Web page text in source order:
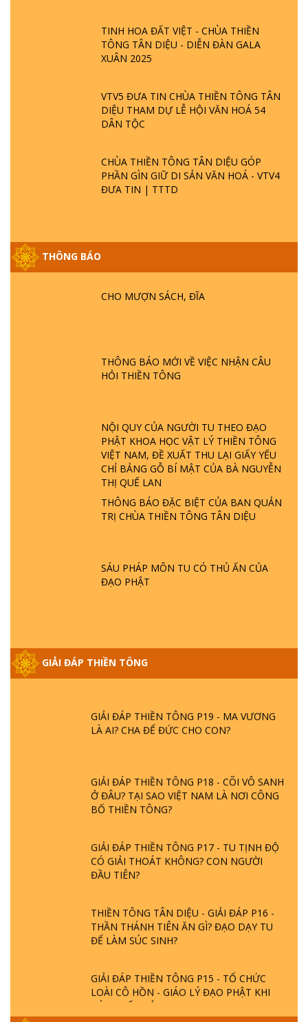
TINH HOA ĐẤT VIỆT - CHÙA THIỀN
TÔNG TÂN DIỆU - DIỄN ĐÀN GALA
XUÂN 2025
VTV5 ĐƯA TIN CHÙA THIỀN TÔNG TÂN
DIỆU THAM DỰ LỄ HỘI VĂN HOÁ 54
DÂN TỘC
CHÙA THIỀN TÔNG TÂN DIỆU GÓP
PHẦN GÌN GIỮ DI SẢN VĂN HOÁ - VTV4
ĐƯA TIN | TTTD
THÔNG BÁO
CHO MƯỢN SÁCH, ĐĨA
THÔNG BÁO MỚI VỀ VIỆC NHẬN CÂU
HỎI THIỀN TÔNG
NỘI QUY CỦA NGƯỜI TU THEO ĐẠO
PHẬT KHOA HỌC VẬT LÝ THIỀN TÔNG
VIỆT NAM, ĐỀ XUẤT THU LẠI GIẤY YẾU
CHỈ BẢNG GỖ BÍ MẬT CỦA BÀ NGUYỄN
THỊ QUẾ LAN
THÔNG BÁO ĐẶC BIỆT CỦA BAN QUẢN
TRỊ CHÙA THIỀN TÔNG TÂN DIỆU
SÁU PHÁP MÔN TU CÓ THỦ ẤN CỦA
ĐẠO PHẬT
GIẢI ĐÁP THIỀN TÔNG
GIẢI ĐÁP ĐẶC BIỆT P25 - SUỐT 49 NĂM
PHẬT KHÔNG NÓI? HỘI LONG HOA LÀ
HỘI GÌ? TỬ VÌ ĐẠO
TTTD
GIẢI ĐÁP ĐẶC BIỆT P23 - THIÊN ĐÀNG Ở
GIẢI ĐÁP THIỀN TÔNG ĐẶC BIỆT P22 - TẠI
SAO TRÁI ĐẤT NHIỀU THIÊN TAI - LŨ LỤT
- HỎA HOẠN | TTTD
GIẢI ĐÁP THIỀN TÔNG ĐẶC BIỆT P21 - TẠI
SAO ĐỨC PHẬT BƯỚC ĐI 7 BƯỚC TRÊN
GIẢI ĐÁP VỀ LỄ TIỄN THIỀN TÔNG SƯ
NGỌC LÂM VỀ PHẬT GIỚI
- BÁC NGUYỄN NHÂN LÀ AI? PHIỀN NÃO
DO ĐÂU MÀ CÓ?
LÀ AI? CHA ĐỂ ĐỨC CHO CON?
Ở ĐÂU? TẠI SAO VIỆT NAM LÀ NƠI CÔNG
BỐ THIỀN TÔNG?
CÓ GIẢI THOÁT KHÔNG? CON NGƯỜI
ĐẦU TIÊN?
THẦN THÁNH TIÊN ĂN GÌ? ĐẠO DẠY TU
ĐỂ LÀM SÚC SINH?
LOÀI CÔ HỒN - GIÁO LÝ ĐẠO PHẬT KHI
NÀO XUẤT BẢN